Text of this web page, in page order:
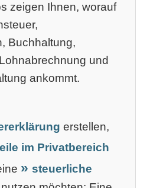
zeigen Ihnen, worauf
Buchhaltung,
und
ankommt.
erstellen,
im Privatbereich
steuerliche